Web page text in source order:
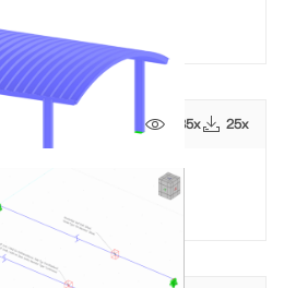
235x 25x